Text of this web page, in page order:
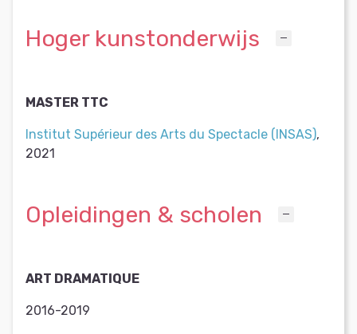
Hoger kunstonderwijs
MASTER TTC
Institut Supérieur des Arts du Spectacle (INSAS),
2021
Opleidingen & scholen
ART DRAMATIQUE
2016-2019